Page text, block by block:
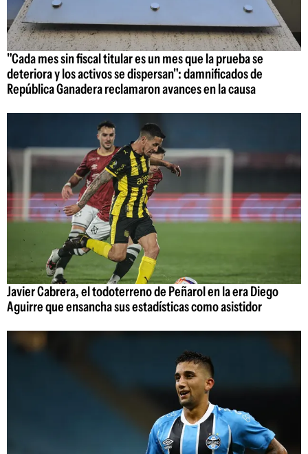
"Cada mes sin fiscal titular es un mes que la prueba se
deteriora y los activos se dispersan": damnificados de
República Ganadera reclamaron avances en la causa
Javier Cabrera, el todoterreno de Peñarol en la era Diego
Aguirre que ensancha sus estadísticas como asistidor